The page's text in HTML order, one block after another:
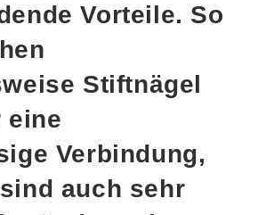
Vorteile. So
Stiftnägel
eine
Verbindung,
auch sehr